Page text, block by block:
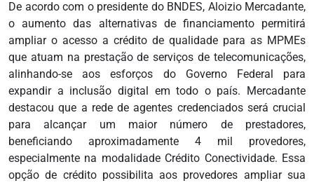
De acordo com o presidente do BNDES, Aloizio Mercadante,
o aumento das alternativas de financiamento permitirá
ampliar o acesso a crédito de qualidade para as MPMEs
que atuam na prestação de serviços de telecomunicações,
alinhando-se aos esforços do Governo Federal para
expandir a inclusão digital em todo o país. Mercadante
destacou que a rede de agentes credenciados será crucial
para alcançar um maior número de prestadores,
beneficiando aproximadamente 4 mil provedores,
especialmente na modalidade Crédito Conectividade. Essa
opção de crédito possibilita aos provedores ampliar sua